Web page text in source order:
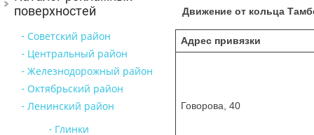
поверхностей
Советский район
Центральный район
Железнодорожный район
Октябрьский район
Ленинский район
Глинки
Движение от кольца
Адрес привязки
Говорова, 40